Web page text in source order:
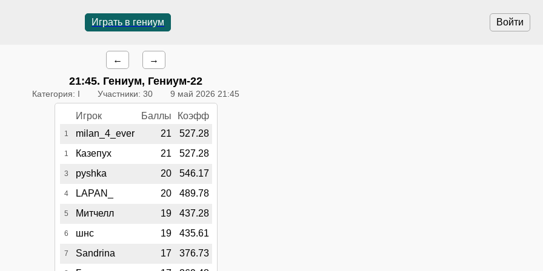
Войти
Играть в гениум
← →
21:45. Гениум, Гениум-22
Категория: I Участники: 30 9 май 2026 21:45
Игрок Баллы Коэфф
1 milan_4_ever 21 527.28
1 Казепух 21 527.28
3 pyshka 20 546.17
4 LAPAN_ 20 489.78
5 Митчелл 19 437.28
6 шнс 19 435.61
7 Sandrina 17 376.73